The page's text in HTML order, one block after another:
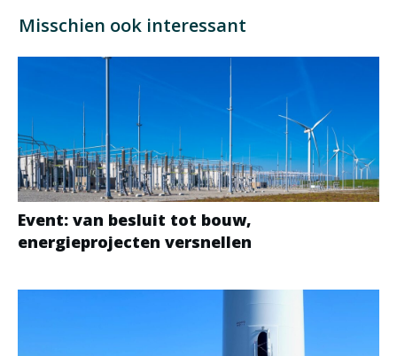
Misschien ook interessant
Event: van besluit tot bouw,
energieprojecten versnellen